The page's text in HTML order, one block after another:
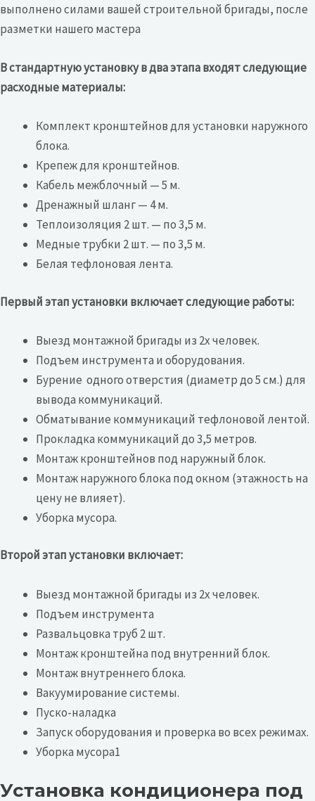
выполнено силами вашей строительной бригады, после
разметки нашего мастера
В стандартную установку в два этапа входят следующие
расходные материалы:
Комплект кронштейнов для установки наружного
блока.
Крепеж для кронштейнов.
Кабель межблочный — 5 м.
Дренажный шланг — 4 м.
Теплоизоляция 2 шт. — по 3,5 м.
Медные трубки 2 шт. — по 3,5 м.
Белая тефлоновая лента.
Первый этап установки включает следующие работы:
Выезд монтажной бригады из 2х человек.
Подъем инструмента и оборудования.
Бурение одного отверстия (диаметр до 5 см.) для
вывода коммуникаций.
Обматывание коммуникаций тефлоновой лентой.
Прокладка коммуникаций до 3,5 метров.
Монтаж кронштейнов под наружный блок.
Монтаж наружного блока под окном (этажность на
цену не влияет).
Уборка мусора.
Второй этап установки включает:
Выезд монтажной бригады из 2х человек.
Подъем инструмента
Развальцовка труб 2 шт.
Монтаж кронштейна под внутренний блок.
Монтаж внутреннего блока.
Вакуумирование системы.
Пуско-наладка
Запуск оборудования и проверка во всех режимах.
Уборка мусора1
Установка кондиционера под